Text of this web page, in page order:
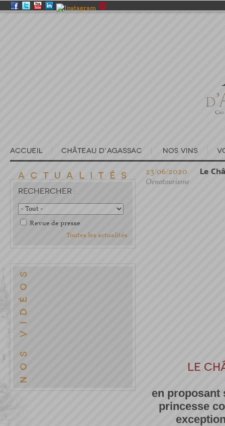
RECHERCHER :
Revue de presse
Toutes les actualités
23/06/2020 Le
Oenotourisme
LE
en proposant
princesse